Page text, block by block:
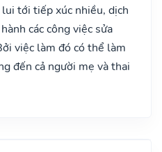
tới tiếp xúc nhiều, dịch
các công việc sửa
việc làm đó có thể làm
đến cả người mẹ và thai